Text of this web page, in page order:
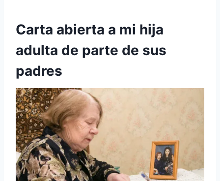
Carta abierta a mi hija
adulta de parte de sus
padres